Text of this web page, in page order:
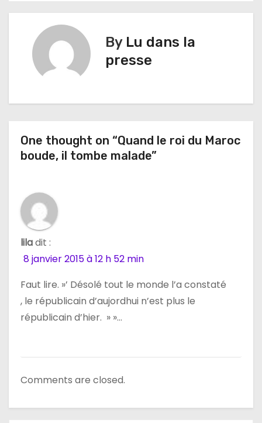
v
t
o
d
e
a
t
c
By Lu dans la
presse
One thought on “Quand le roi du Maroc
boude, il tombe malade”
liladit :
8 janvier 2015 à 12 h 52 min
Faut lire. »’ Désolé tout le monde l’a constaté
, le républicain d’aujordhui n’est plus le
républicain d’hier. » »…
Comments are closed.